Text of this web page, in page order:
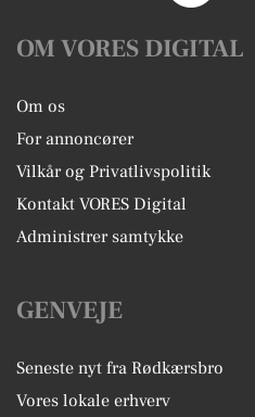
OM VORES DIGITAL
Om os
For annoncører
Vilkår og Privatlivspolitik
Kontakt VORES Digital
Administrer samtykke
GENVEJE
Seneste nyt fra Rødkærsbro
Vores lokale erhverv